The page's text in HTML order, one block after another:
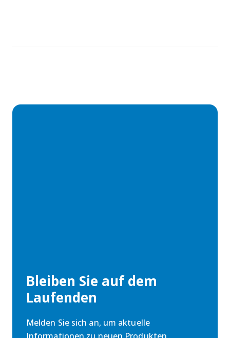
Bleiben Sie auf dem
Laufenden
Melden Sie sich an, um aktuelle